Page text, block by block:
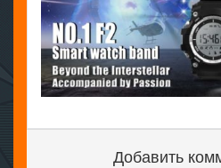
Добавить